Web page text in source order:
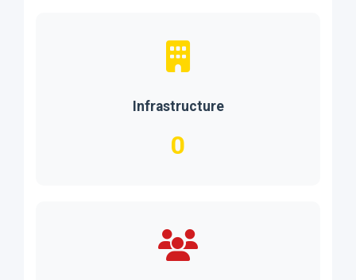
Infrastructure
0